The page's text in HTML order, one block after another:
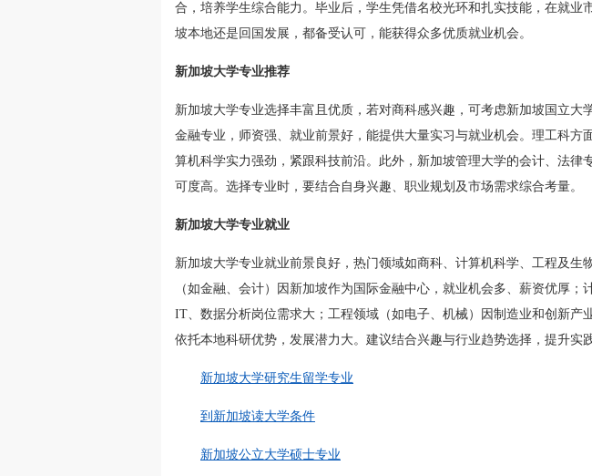
合，培养学生综合能力。毕业后，学生凭借名校光环和扎实技能，在就业
坡本地还是回国发展，都备受认可，能获得众多优质就业机会。
新加坡大学专业推荐
新加坡大学专业选择丰富且优质，若对商科感兴趣，可考虑新加坡国立大
金融专业，师资强、就业前景好，能提供大量实习与就业机会。理工科方
算机科学实力强劲，紧跟科技前沿。此外，新加坡管理大学的会计、法律
可度高。选择专业时，要结合自身兴趣、职业规划及市场需求综合考量。
新加坡大学专业就业
新加坡大学专业就业前景良好，热门领域如商科、计算机科学、工程及生
（如金融、会计）因新加坡作为国际金融中心，就业机会多、薪资优厚；
IT、数据分析岗位需求大；工程领域（如电子、机械）因制造业和创新产
依托本地科研优势，发展潜力大。建议结合兴趣与行业趋势选择，提升实
新加坡大学研究生留学专业
到新加坡读大学条件
新加坡公立大学硕士专业